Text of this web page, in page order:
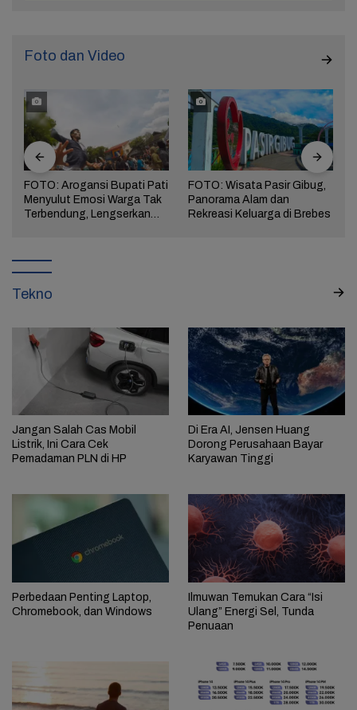
Foto dan Video
FOTO: Arogansi Bupati Pati
Menyulut Emosi Warga Tak
Terbendung, Lengserkan
FOTO: Wisata Pasir Gibug,
Panorama Alam dan
Rekreasi Keluarga di Brebes
Tekno
Jangan Salah Cas Mobil
Listrik, Ini Cara Cek
Pemadaman PLN di HP
Di Era AI, Jensen Huang
Dorong Perusahaan Bayar
Karyawan Tinggi
Perbedaan Penting Laptop,
Chromebook, dan Windows
Ilmuwan Temukan Cara “Isi
Ulang” Energi Sel, Tunda
Penuaan